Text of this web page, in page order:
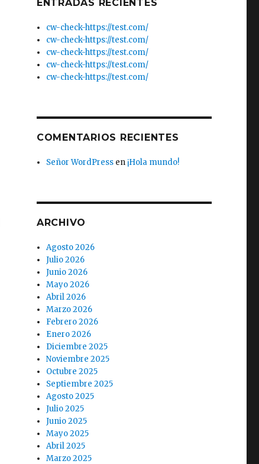
ENTRADAS RECIENTES
cw-check-https://test.com/
cw-check-https://test.com/
cw-check-https://test.com/
cw-check-https://test.com/
cw-check-https://test.com/
COMENTARIOS RECIENTES
Señor WordPress en ¡Hola mundo!
ARCHIVO
Agosto 2026
Julio 2026
Junio 2026
Mayo 2026
Abril 2026
Marzo 2026
Febrero 2026
Enero 2026
Diciembre 2025
Noviembre 2025
Octubre 2025
Septiembre 2025
Agosto 2025
Julio 2025
Junio 2025
Mayo 2025
Abril 2025
Marzo 2025